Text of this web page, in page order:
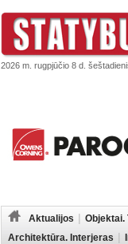
2026 m. rugpjūčio 8 d.
Aktualijos Objektai.
Architektūra. Interjeras